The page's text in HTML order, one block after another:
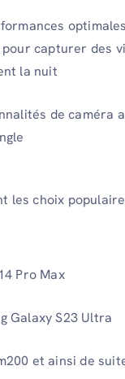
capturer des
la nuit
de caméra
les choix
Pro Max
Galaxy S23 Ultra
et ainsi de